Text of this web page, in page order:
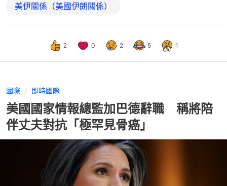
美伊關係（美國伊朗關係）
2 0 2 5 1
國際 即時國際
美國國家情報總監加巴德辭職 稱將陪
伴丈夫對抗「極罕見骨癌」